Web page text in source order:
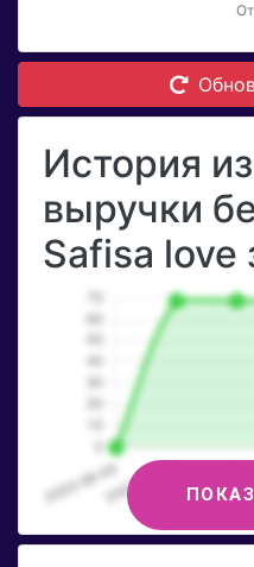
История
выручки
Safisa love